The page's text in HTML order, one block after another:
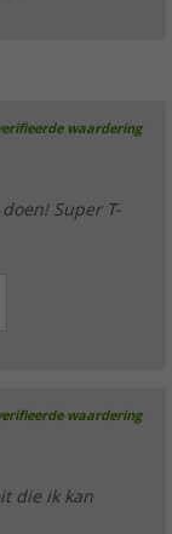
waardering
Super T-
waardering
die ik kan